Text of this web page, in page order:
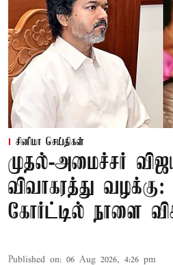
சினிமா செய்திகள்
முதல்-அமைச்சர்
விவாகரத்து
கோர்ட்டில் நாளை
Published on: 06 Aug 2026, 4:26 pm